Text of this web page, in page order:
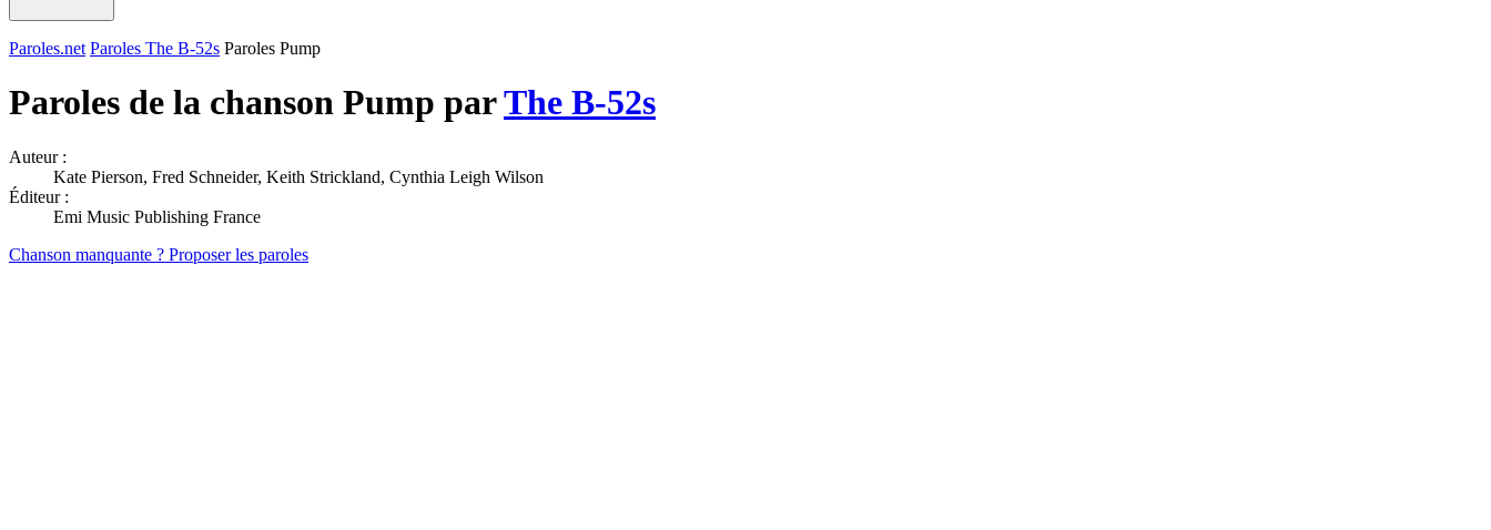
Paroles.net Paroles The B-52s Paroles Pump
Paroles de la chanson Pump parThe B-52s
Auteur :
Kate Pierson, Fred Schneider, Keith Strickland, Cynthia Leigh Wilson
Éditeur :
Emi Music Publishing France
Chanson manquante ? Proposer les paroles